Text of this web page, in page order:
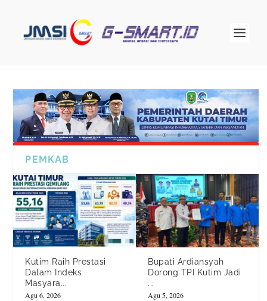
PEMKAB
Kutim Raih Prestasi
Dalam Indeks
Masyara...
Agu 6, 2026
Bupati Ardiansyah
Dorong TPI Kutim Jadi
...
Agu 5, 2026